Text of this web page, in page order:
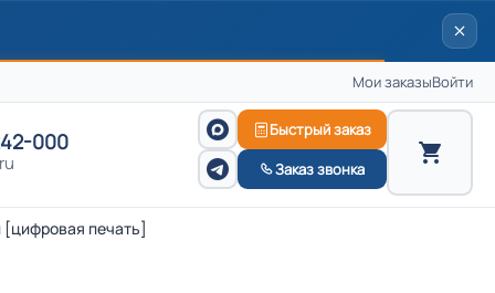
Мои заказыВойти
000
Быстрый заказ
Заказ звонка
[цифровая печать]